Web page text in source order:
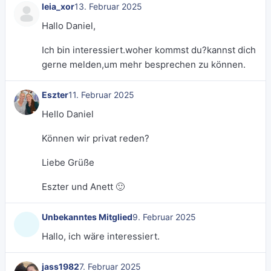
leia_xor13. Februar 2025
Hallo Daniel,
Ich bin interessiert.woher kommst du?kannst dich
gerne melden,um mehr besprechen zu können.
Eszter11. Februar 2025
Hello Daniel
Können wir privat reden?
Liebe Grüße
Eszter und Anett 🙂
Unbekanntes Mitglied9. Februar 2025
Hallo, ich wäre interessiert.
jass19827. Februar 2025